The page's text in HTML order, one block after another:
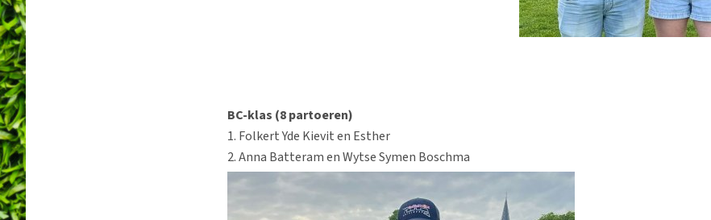
BC-klas (8 partoeren)
1. Folkert Yde Kievit en Esther
2. Anna Batteram en Wytse Symen Boschma